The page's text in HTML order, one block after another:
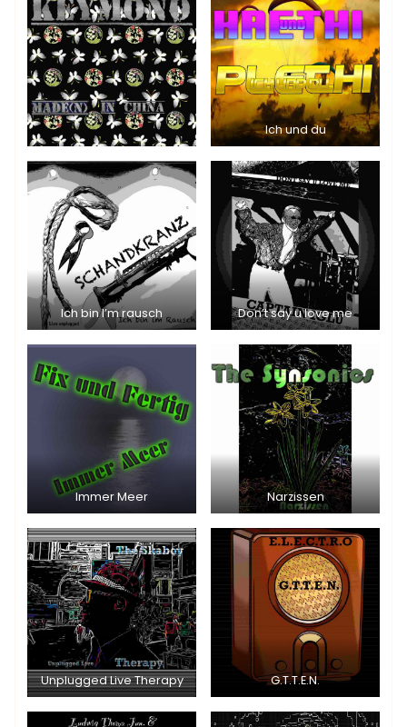
Ich und du
Ich bin I’m rausch Don’t say u love me
Immer Meer Narzissen
Unplugged Live Therapy G.T.T.E.N.